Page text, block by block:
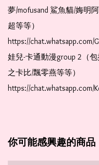
夢/mofusand 鯊魚貓/娒明
超等等）
https://chat.whatsapp.com/
娃兒-卡通動漫group 2（
之卡比/飄零燕等等）
https://chat.whatsapp.com/
你可能感興趣的商品